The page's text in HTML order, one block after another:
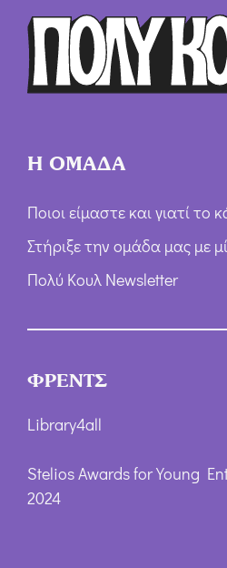
Η ΟΜΑΔΑ
Ποιοι είμαστε και γιατί το
Στήριξε την ομάδα μας με
Πολύ Κουλ Newsletter
ΦΡΕΝΤΣ
Library4all
Stelios Awards for Young
2024